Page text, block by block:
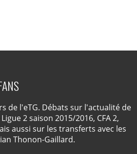
de l'eTG. Débats sur l'actualité de
2 saison 2015/2016, CFA 2,
aussi sur les transferts avec les
Thonon-Gaillard.